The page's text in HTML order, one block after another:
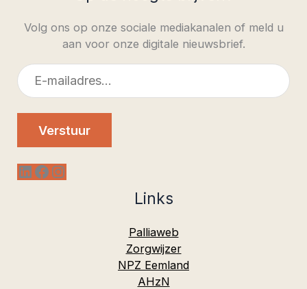
Volg ons op onze sociale mediakanalen of meld u
aan voor onze digitale nieuwsbrief.
E-
mailadres
Verstuur
LinkedIn
Facebook
Instagram
Links
Palliaweb
Zorgwijzer
NPZ Eemland
AHzN